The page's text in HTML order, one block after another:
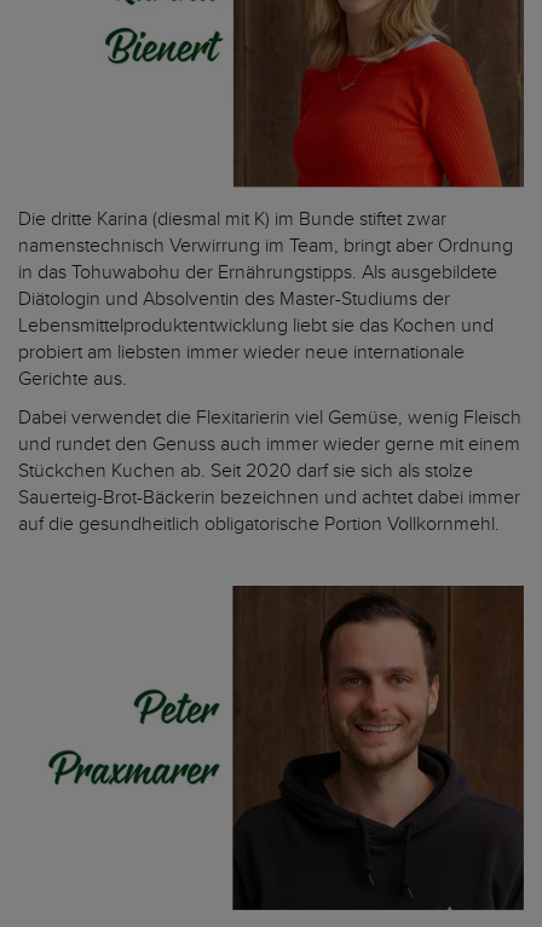
Die dritte Karina (diesmal mit K) im Bunde stiftet zwar
namenstechnisch Verwirrung im Team, bringt aber Ordnung
in das Tohuwabohu der Ernährungstipps. Als ausgebildete
Diätologin und Absolventin des Master-Studiums der
Lebensmittelproduktentwicklung liebt sie das Kochen und
probiert am liebsten immer wieder neue internationale
Gerichte aus.
Dabei verwendet die Flexitarierin viel Gemüse, wenig Fleisch
und rundet den Genuss auch immer wieder gerne mit einem
Stückchen Kuchen ab. Seit 2020 darf sie sich als stolze
Sauerteig-Brot-Bäckerin bezeichnen und achtet dabei immer
auf die gesundheitlich obligatorische Portion Vollkornmehl.